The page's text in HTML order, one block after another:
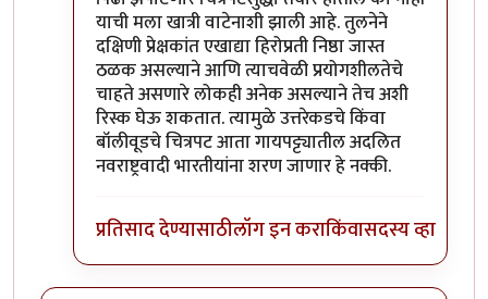
याची मला खात्री वाटेनाशी झाली आहे. तुलनेने
दक्षिणी प्रेक्षकांत एखाद्या हिरोप्रती निष्ठा जास्त
ठळक असल्याने आणि त्याचवेळी प्रयोगशीलतेचे
चाहते असणारे लोकही अनेक असल्याने तेच अशी
रिस्क घेऊ शकतात. त्यामुळे उत्तरेकडचे किंवा
बॉलीवूडचे चित्रपट आता गायपट्ट्यातील अदलित
नवराष्ट्रवादी भारतीयांना शरण जाणार हे नक्की.
प्रतिसाद देण्यासाठीलॉग इन कराकिंवासदस्य व्हा